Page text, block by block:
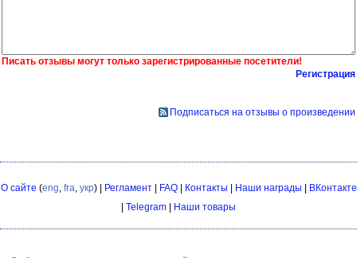
Писать отзывы могут только зарегистрированные посетители!
Регистрация
Подписаться на отзывы о произведении
О сайте (eng fra укр) | Регламент| FAQ| Контакты | Наши награды | ВКонтакте
| Telegram | Наши товары